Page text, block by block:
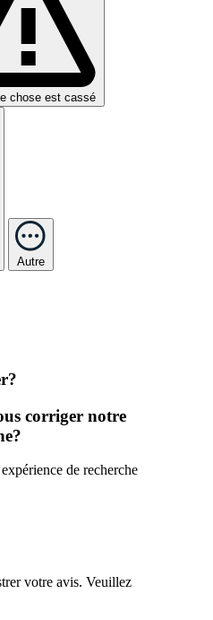
chose est cassé
Autre
corriger notre
de recherche
votre avis. Veuillez